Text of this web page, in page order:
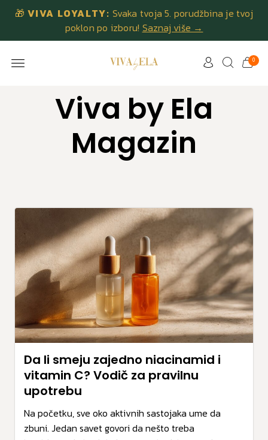
🎁 VIVA LOYALTY: Svaka tvoja 5. porudžbina je tvoj
poklon po izboru! Saznaj više →
0
Viva by Ela
Magazin
Da li smeju zajedno niacinamid i
vitamin C? Vodič za pravilnu
upotrebu
Na početku, sve oko aktivnih sastojaka ume da
zbuni. Jedan savet govori da nešto treba